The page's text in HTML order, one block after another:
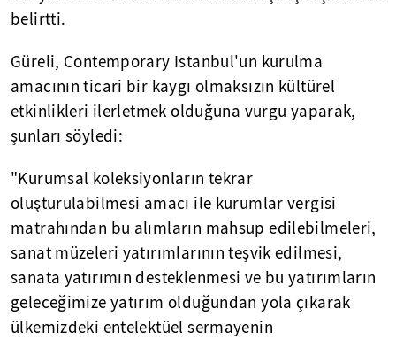
belirtti.
Güreli, Contemporary Istanbul'un kurulma
amacının ticari bir kaygı olmaksızın kültürel
etkinlikleri ilerletmek olduğuna vurgu yaparak,
şunları söyledi:
"Kurumsal koleksiyonların tekrar
oluşturulabilmesi amacı ile kurumlar vergisi
matrahından bu alımların mahsup edilebilmeleri,
sanat müzeleri yatırımlarının teşvik edilmesi,
sanata yatırımın desteklenmesi ve bu yatırımların
geleceğimize yatırım olduğundan yola çıkarak
ülkemizdeki entelektüel sermayenin